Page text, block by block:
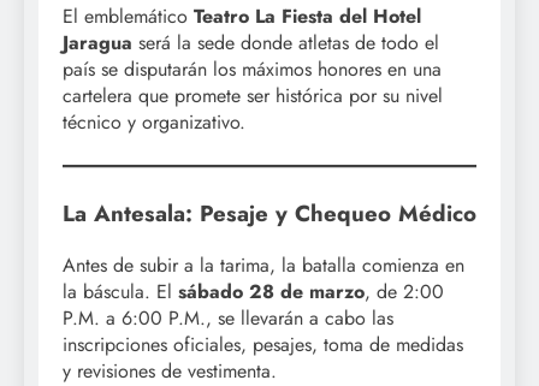
El emblemático Teatro La Fiesta del Hotel
Jaragua será la sede donde atletas de todo el
país se disputarán los máximos honores en una
cartelera que promete ser histórica por su nivel
técnico y organizativo.
La Antesala: Pesaje y Chequeo Médico
Antes de subir a la tarima, la batalla comienza en
la báscula. El sábado 28 de marzo, de 2:00
P.M. a 6:00 P.M., se llevarán a cabo las
inscripciones oficiales, pesajes, toma de medidas
y revisiones de vestimenta.